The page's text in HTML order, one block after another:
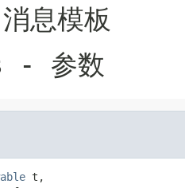
息模板
- 参数
t,